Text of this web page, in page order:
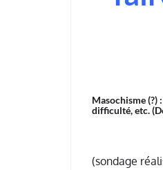
Masochisme
difficulté, etc.
(sondage